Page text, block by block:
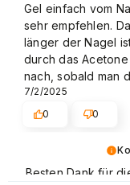
Besten Dank für
Gel einfach vom
sehr empfehlen.
länger der Nagel
durch das
nach, sobald man
7/2/2025
0
0